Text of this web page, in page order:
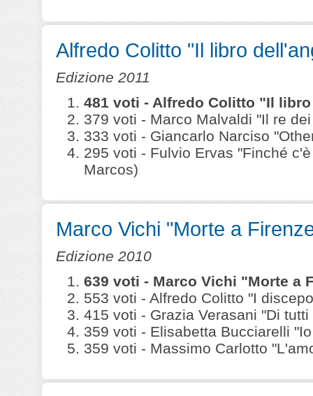
Alfredo Colitto "Il libro
Edizione 2011
481 voti - Alfredo Colitto "Il
379 voti - Marco Malvaldi "Il re
333 voti - Giancarlo Narciso
295 voti - Fulvio Ervas "Finché
Marcos)
Marco Vichi "Morte a
Edizione 2010
639 voti - Marco Vichi "Morte a
553 voti - Alfredo Colitto "I
415 voti - Grazia Verasani "Di
359 voti - Elisabetta Bucciarelli
359 voti - Massimo Carlotto